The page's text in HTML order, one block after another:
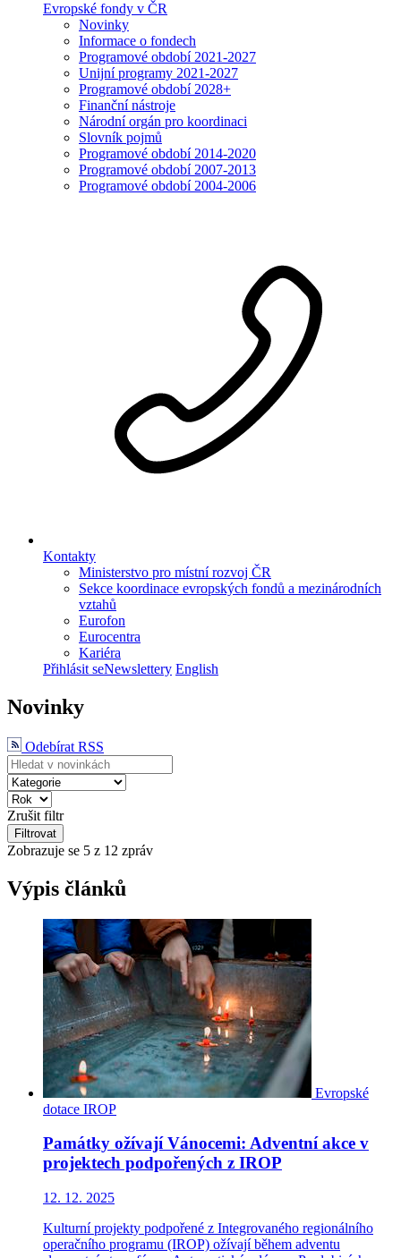
Evropské fondy v ČR
Novinky
Informace o fondech
Programové období 2021-2027
Unijní programy 2021-2027
Programové období 2028+
Finanční nástroje
Národní orgán pro koordinaci
Slovník pojmů
Programové období 2014-2020
Programové období 2007-2013
Programové období 2004-2006
Kontakty
Ministerstvo pro místní rozvoj ČR
Sekce koordinace evropských fondů a mezinárodních
vztahů
Eurofon
Eurocentra
Kariéra
Přihlásit seNewslettery English
Novinky
Odebírat RSS
Zrušit filtr
Filtrovat
Zobrazuje se 5 z 12 zpráv
Výpis článků
Evropské
dotace IROP
Památky ožívají Vánocemi: Adventní akce v
projektech podpořených z IROP
12. 12. 2025
Kulturní projekty podpořené z Integrovaného regionálního
operačního programu (IROP) ožívají během adventu